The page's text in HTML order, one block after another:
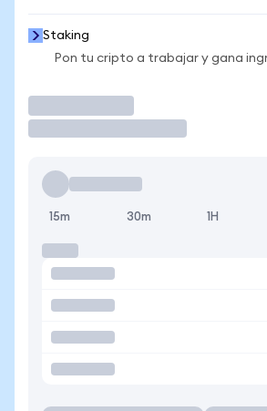
Staking
Pon tu cripto a trabajar y gana
15m 30m 1H